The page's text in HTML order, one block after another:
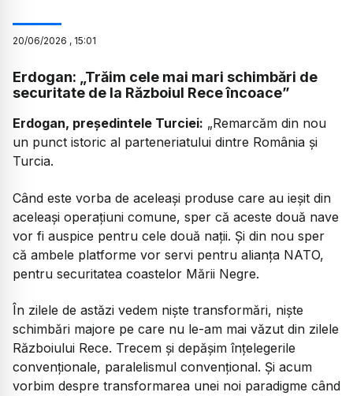
20/06/2026 , 15:01
Erdogan: „Trăim cele mai mari schimbări de
securitate de la Războiul Rece încoace”
Erdogan, președintele Turciei: „Remarcăm din nou
un punct istoric al parteneriatului dintre România și
Turcia.
Când este vorba de aceleași produse care au ieșit din
aceleași operațiuni comune, sper că aceste două nave
vor fi auspice pentru cele două nații. Și din nou sper
că ambele platforme vor servi pentru alianța NATO,
pentru securitatea coastelor Mării Negre.
În zilele de astăzi vedem niște transformări, niște
schimbări majore pe care nu le-am mai văzut din zilele
Războiului Rece. Trecem și depășim înțelegerile
convenționale, paralelismul convențional. Și acum
vorbim despre transformarea unei noi paradigme când